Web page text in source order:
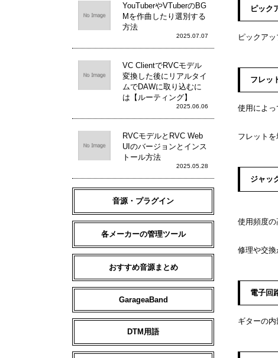
ピック
ピックア
フレッ
使用によっ
フレット
ジャッ
使用頻度の
修理や交換
電子回
ギターの
YouTuberやVTuberのBG
Mを作曲したり選別する
方法
2025.07.07
VC ClientでRVCモデル
変換した後にリアルタイ
ムでDAWに取り込むに
は【ルーティング】
2025.06.06
RVCモデルとRVC Web
UIのバージョンとインス
トール方法
2025.05.28
音源・プラグイン
各メーカーの管理ツール
おすすめ音源まとめ
GarageaBand
DTM用語